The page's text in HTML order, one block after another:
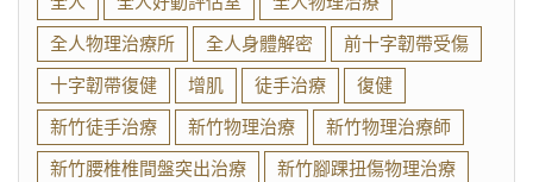
全人物理治療所
全人身體解密
前十字韌帶受傷
十字韌帶復健
增肌 徒手治療
復健
新竹徒手治療
新竹物理治療
新竹物理治療師
新竹腰椎椎間盤突出治療
新竹腳踝扭傷物理治療